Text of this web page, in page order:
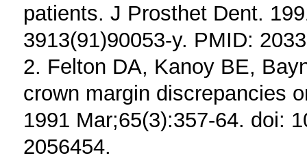
patients. J Prosthet Dent.
3913(91)90053-y. PMID:
2. Felton DA, Kanoy BE,
crown margin discrepancies
1991 Mar;65(3):357-64. doi:
2056454.